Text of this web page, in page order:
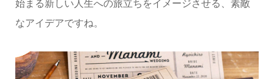
始まる新しい人生への旅立ちをイメージさせる、素敵
なアイデアですね。